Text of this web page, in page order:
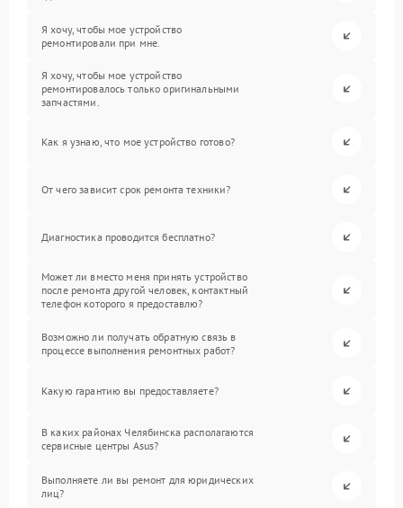
Я хочу, чтобы мое устройство
ремонтировали при мне.
Я хочу, чтобы мое устройство
ремонтировалось только оригинальными
запчастями.
Как я узнаю, что мое устройство готово?
От чего зависит срок ремонта техники?
Диагностика проводится бесплатно?
Может ли вместо меня принять устройство
после ремонта другой человек, контактный
телефон которого я предоставлю?
Возможно ли получать обратную связь в
процессе выполнения ремонтных работ?
Какую гарантию вы предоставляете?
В каких районах Челябинска располагаются
сервисные центры Asus?
Выполняете ли вы ремонт для юридических
лиц?